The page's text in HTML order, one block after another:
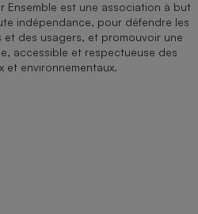
Ensemble est une association à but
indépendance, pour défendre les
des usagers, et promouvoir une
accessible et respectueuse des
et environnementaux.